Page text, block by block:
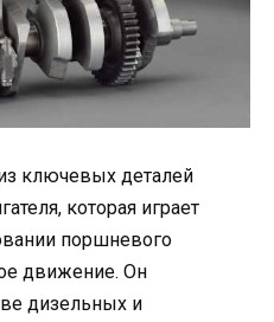
ключевых деталей
которая играет
поршневого
движение. Он
дизельных и